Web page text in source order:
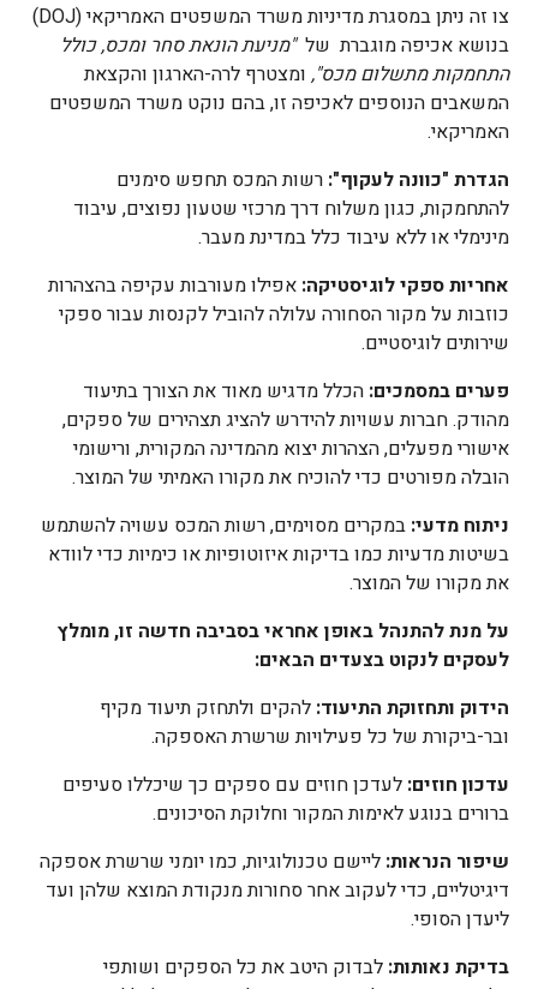
צו זה ניתן במסגרת מדיניות משרד המשפטים האמריקאי (DOJ)
בנושא אכיפה מוגברת של"מניעת הונאת סחר ומכס, כולל
התחמקות מתשלום מכס", ומצטרף לרה-הארגון והקצאת
המשאבים הנוספים לאכיפה זו, בהם נוקט משרד המשפטים
האמריקאי.
הגדרת "כוונה לעקוף": רשות המכס תחפש סימנים
להתחמקות, כגון משלוח דרך מרכזי שטעון נפוצים, עיבוד
מינימלי או ללא עיבוד כלל במדינת מעבר.
אחריות ספקי לוגיסטיקה: אפילו מעורבות עקיפה בהצהרות
כוזבות על מקור הסחורה עלולה להוביל לקנסות עבור ספקי
שירותים לוגיסטיים.
פערים במסמכים: הכלל מדגיש מאוד את הצורך בתיעוד
מהודק. חברות עשויות להידרש להציג תצהירים של ספקים,
אישורי מפעלים, הצהרות יצוא מהמדינה המקורית, ורישומי
הובלה מפורטים כדי להוכיח את מקורו האמיתי של המוצר.
ניתוח מדעי: במקרים מסוימים, רשות המכס עשויה להשתמש
בשיטות מדעיות כמו בדיקות איזוטופיות או כימיות כדי לוודא
את מקורו של המוצר.
על מנת להתנהל באופן אחראי בסביבה חדשה זו, מומלץ
לעסקים לנקוט בצעדים הבאים:
הידוק ותחזוקת התיעוד: להקים ולתחזק תיעוד מקיף
ובר-ביקורת של כל פעילויות שרשרת האספקה.
עדכון חוזים: לעדכן חוזים עם ספקים כך שיכללו סעיפים
ברורים בנוגע לאימות המקור וחלוקת הסיכונים.
שיפור הנראות: ליישם טכנולוגיות, כמו יומני שרשרת אספקה
דיגיטליים, כדי לעקוב אחר סחורות מנקודת המוצא שלהן ועד
ליעדן הסופי.
בדיקת נאותות: לבדוק היטב את כל הספקים ושותפי